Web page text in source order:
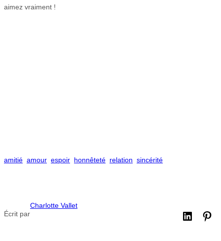
aimez vraiment !
amitié amour espoir honnêteté relation sincérité
Écrit par
Charlotte Vallet